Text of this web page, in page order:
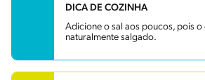
DICA DE COZINHA
Adicione o sal aos poucos, pois o
naturalmente salgado.